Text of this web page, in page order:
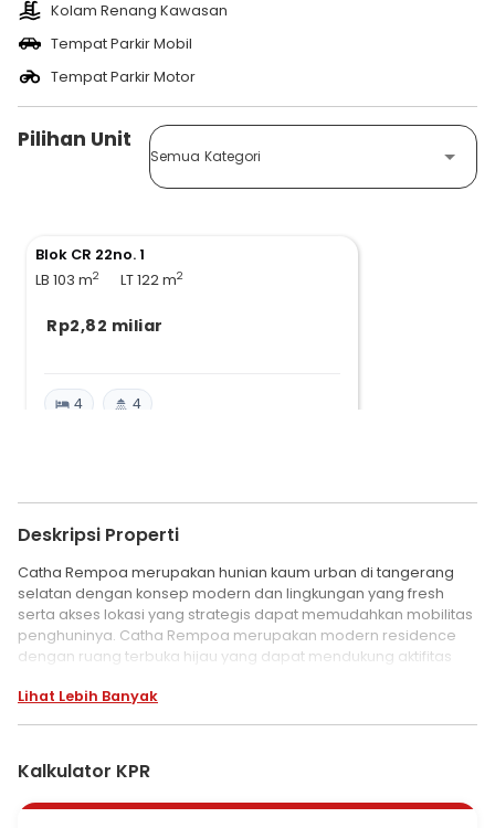
Kolam Renang Kawasan
Tempat Parkir Mobil
Tempat Parkir Motor
Pilihan Unit
Semua Kategori
Blok CR 22no. 1
LB 103 m2 LT 122m2
Rp2,82 miliar
4 4
Deskripsi Properti
Catha Rempoa merupakan hunian kaum urban di tangerang
selatan dengan konsep modern dan lingkungan yang fresh
serta akses lokasi yang strategis dapat memudahkan mobilitas
penghuninya. Catha Rempoa merupakan modern residence
dengan ruang terbuka hijau yang dapat mendukung aktifitas
fasilitas yang memudahkan penghuni, menjadikan Catha
Lihat Lebih Banyak
Kalkulator KPR